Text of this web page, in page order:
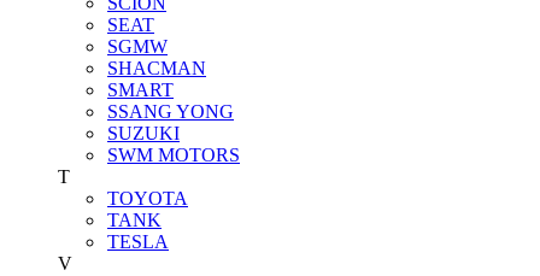
SEAT
SGMW
SHACMAN
SMART
SSANG YONG
SUZUKI
SWM MOTORS
T
TOYOTA
TANK
TESLA
V